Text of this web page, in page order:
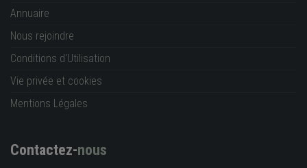
Annuaire
Nous rejoindre
Conditions d'Utilisation
Vie privée et cookies
Mentions Légales
Contactez-nous